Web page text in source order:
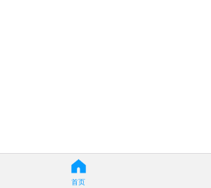
首页